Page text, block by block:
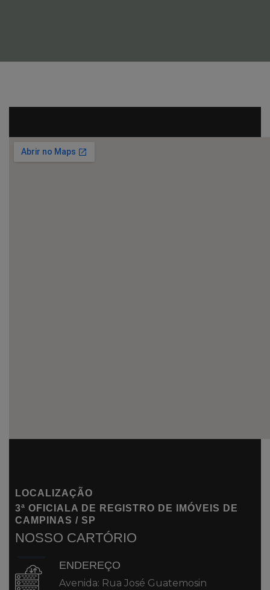
LOCALIZAÇÃO
3ª OFICIALA DE REGISTRO DE IMÓVEIS DE
CAMPINAS / SP
NOSSO CARTÓRIO
ENDEREÇO
Avenida: Rua José Guatemosin